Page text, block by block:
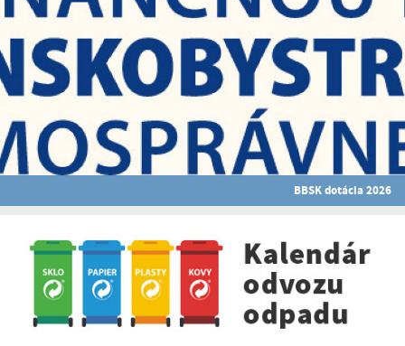
BBSK dotácia 2026